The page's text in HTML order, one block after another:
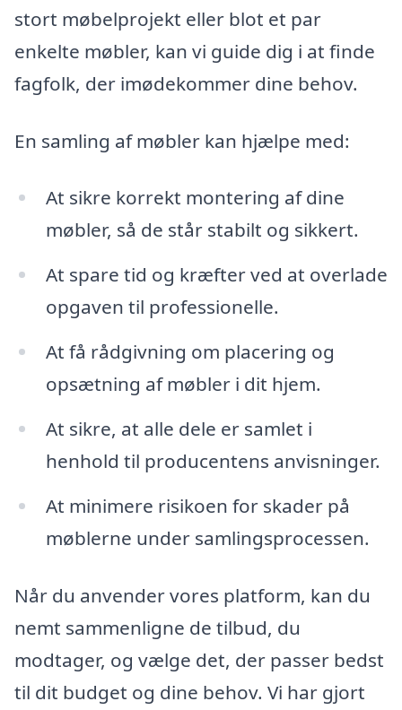
stort møbelprojekt eller blot et par
enkelte møbler, kan vi guide dig i at finde
fagfolk, der imødekommer dine behov.
En samling af møbler kan hjælpe med:
At sikre korrekt montering af dine
møbler, så de står stabilt og sikkert.
At spare tid og kræfter ved at overlade
opgaven til professionelle.
At få rådgivning om placering og
opsætning af møbler i dit hjem.
At sikre, at alle dele er samlet i
henhold til producentens anvisninger.
At minimere risikoen for skader på
møblerne under samlingsprocessen.
Når du anvender vores platform, kan du
nemt sammenligne de tilbud, du
modtager, og vælge det, der passer bedst
til dit budget og dine behov. Vi har gjort